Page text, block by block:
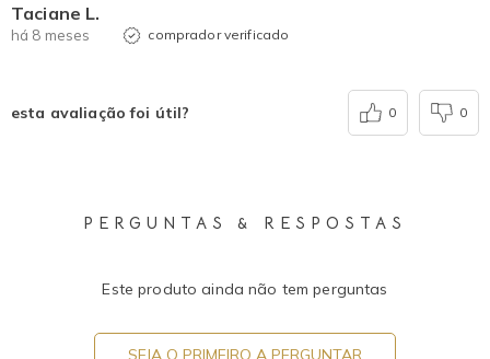
Taciane L.
há 8 meses comprador verificado
esta avaliação foi útil? 0 0
PERGUNTAS & RESPOSTAS
Este produto ainda não tem perguntas
SEJA O PRIMEIRO A PERGUNTAR